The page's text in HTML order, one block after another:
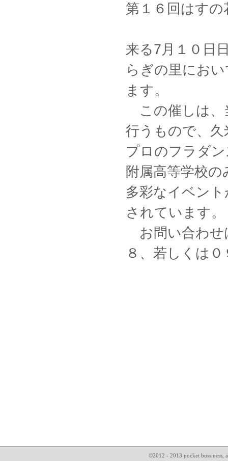
第１６回はす
来る7月１０日
らぎの里にお
ます。
この催しは、
行うもので、
プロのフラダ
附属高等学校
多彩なイベン
されています。
お問い合わせ
８、若しくは
©2012 - 2013 pocket bussiness,